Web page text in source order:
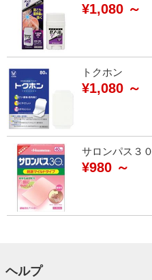
¥1,080 ～
トクホン
¥1,080 ～
サロンパス３０
¥980 ～
ヘルプ